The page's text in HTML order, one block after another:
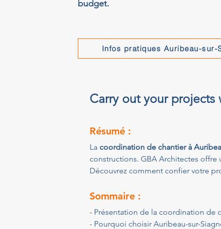
budget.
Infos pratiques Auribeau-sur-
Carry out your
Résumé :
La coordination de chantier à
constructions. GBA Architectes
Découvrez comment confier votre
Sommaire :
- Présentation de la coordination de
- Pourquoi choisir Auribeau-sur-